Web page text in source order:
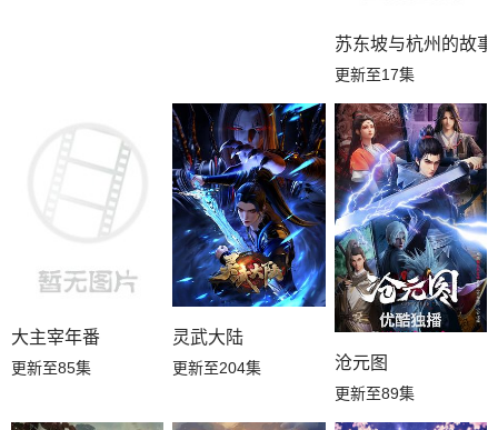
苏东坡与杭州的故事
更新至17集
大主宰年番
更新至85集
灵武大陆
更新至204集 沧元图
更新至89集